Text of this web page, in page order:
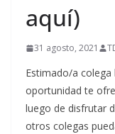
aquí)
31 agosto, 2021
Estimado/a
oportunidad te
luego de disfrutar
otros colegas